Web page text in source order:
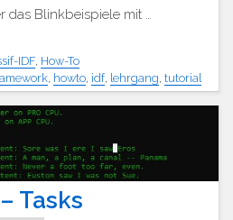
das Blinkbeispiele mit …
IDF How-To
howto idf, lehrgang tutorial
Tasks